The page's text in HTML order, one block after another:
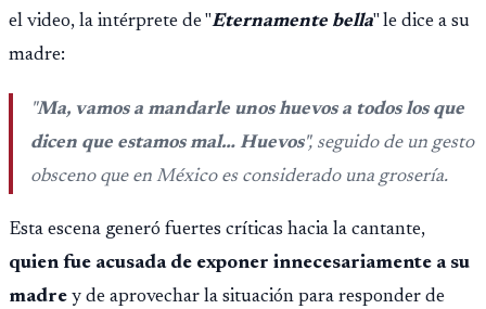
el video, la intérprete de "Eternamente bella" le dice a su
madre:
"Ma, vamos a mandarle unos huevos a todos los que
dicen que estamos mal… Huevos", seguido de un gesto
obsceno que en México es considerado una grosería.
Esta escena generó fuertes críticas hacia la cantante,
quien fue acusada de exponer innecesariamente a su
madre y de aprovechar la situación para responder de